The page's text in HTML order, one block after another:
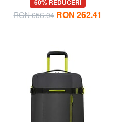
RON 656.04 RON 262.41